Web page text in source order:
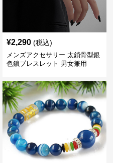
¥2,290 (税込)
メンズアクセサリー 太鎖骨型銀
色鎖ブレスレット 男女兼用